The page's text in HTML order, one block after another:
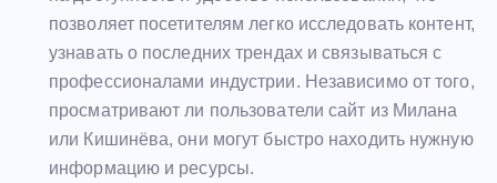
позволяет посетителям легко исследовать контент,
узнавать о последних трендах и связываться с
профессионалами индустрии. Независимо от того,
просматривают ли пользователи сайт из Милана
или Кишинёва, они могут быстро находить нужную
информацию и ресурсы.